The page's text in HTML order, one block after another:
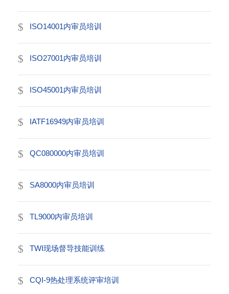
ISO14001内审员培训
ISO27001内审员培训
ISO45001内审员培训
IATF16949内审员培训
QC080000内审员培训
SA8000内审员培训
TL9000内审员培训
TWI现场督导技能训练
CQI-9热处理系统评审培训